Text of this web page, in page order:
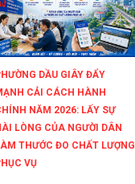
DẦU GIÂY ĐẨY
CẢI CÁCH HÀNH
NĂM 2026: LẤY SỰ
LÒNG CỦA NGƯỜI DÂN
THƯỚC ĐO CHẤT LƯỢNG
VỤ